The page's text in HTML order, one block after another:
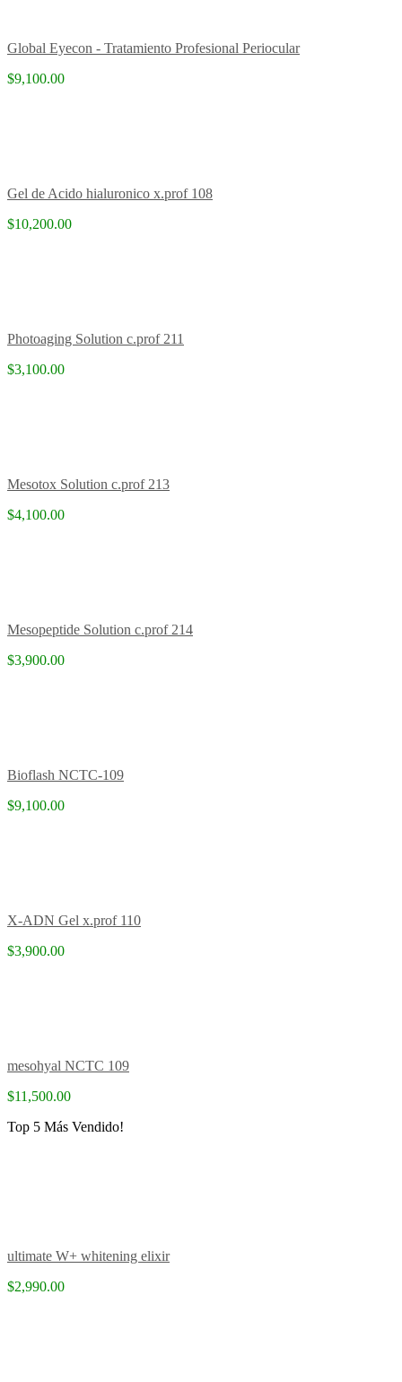
Global Eyecon - Tratamiento Profesional Periocular
$9,100.00
Gel de Acido hialuronico x.prof 108
$10,200.00
Photoaging Solution c.prof 211
$3,100.00
Mesotox Solution c.prof 213
$4,100.00
Mesopeptide Solution c.prof 214
$3,900.00
Bioflash NCTC-109
$9,100.00
X-ADN Gel x.prof 110
$3,900.00
mesohyal NCTC 109
$11,500.00
Top 5 Más Vendido!
ultimate W+ whitening elixir
$2,990.00